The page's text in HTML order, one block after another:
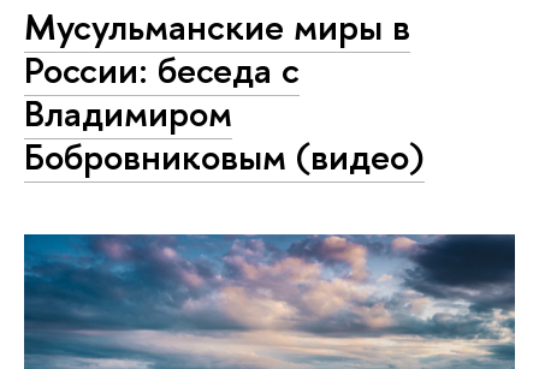
Мусульманские миры в
России: беседа с
Владимиром
Бобровниковым (видео)